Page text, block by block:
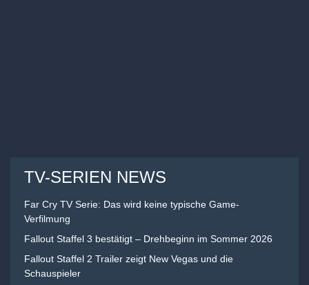
TV-SERIEN NEWS
Far Cry TV Serie: Das wird keine typische Game-
Verfilmung
Fallout Staffel 3 bestätigt – Drehbeginn im Sommer 2026
Fallout Staffel 2 Trailer zeigt New Vegas und die
Schauspieler